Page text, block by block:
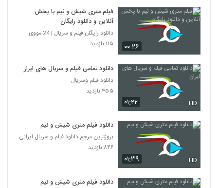
۰۰:۲۶
فیلم متری شیش و نیم با پخش
آنلاین و دانلود رایگان
دانلود رایگان فیلم و سریال | 24 مووی
۱۱۵ بازدید
۰۱:۲۲ HD
دانلود تمامی فیلم و سریال های ایران
دانلود فیلم وسریال
۴۵۵ بازدید
۰۱:۳۹ HD
دانلود فیلم متری شیش و نیم
بروزترین مرجع دانلود فیلم و سریال ایرانی
۸۴۶ بازدید
دانلود فیلم متری شیش و نیم